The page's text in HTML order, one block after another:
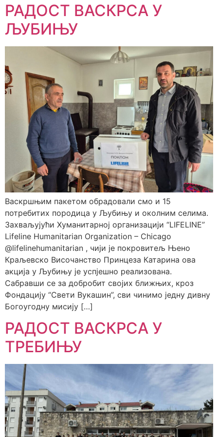
РАДОСТ ВАСКРСА У
ЉУБИЊУ
Васкршњим пакетом обрадовали смо и 15
потребитих породица у Љубињу и околним селима.
Захваљујући Хуманитарној организацији “LIFELINE”
Lifeline Humanitarian Organization – Chicago
@lifelinehumanitarian , чији је покровитељ Њено
Краљевско Височанство Принцеза Катарина ова
акција у Љубињу је успјешно реализована.
Сабравши се за добробит својих ближњих, кроз
Фондацију “Свети Вукашин”, сви чинимо једну дивну
Богоугодну мисију […]
РАДОСТ ВАСКРСА У
ТРЕБИЊУ